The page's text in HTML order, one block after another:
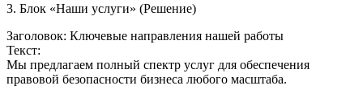
3. Блок «Наши услуги» (Решение)
Заголовок: Ключевые направления нашей работы
Текст:
Мы предлагаем полный спектр услуг для обеспечения
правовой безопасности бизнеса любого масштаба.